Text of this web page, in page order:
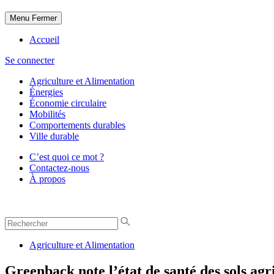
Menu Fermer
Accueil
Se connecter
Agriculture et Alimentation
Énergies
Économie circulaire
Mobilités
Comportements durables
Ville durable
C’est quoi ce mot ?
Contactez-nous
À propos
Agriculture et Alimentation